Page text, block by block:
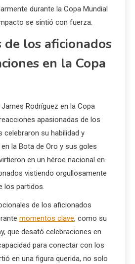
durante la Copa Mundial
se sintió con fuerza.
de los aficionados
en la Copa
Rodríguez en la Copa
apasionadas de los
celebraron su habilidad y
la Bota de Oro y sus goles
en un héroe nacional en
vistiendo orgullosamente
los partidos.
de los aficionados
momentos clave, como su
que desató celebraciones en
para conectar con los
en una figura querida, no solo